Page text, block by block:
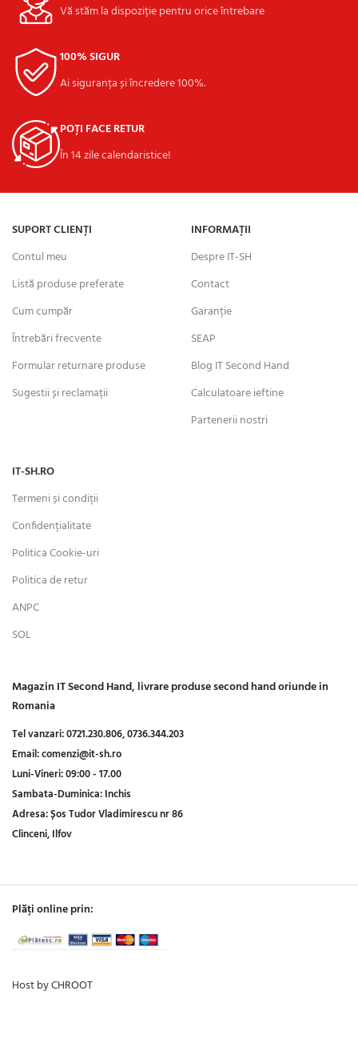
Vă stăm la dispoziție pentru orice întrebare
100% SIGUR
Ai siguranța și încredere 100%.
POȚI FACE RETUR
În 14 zile calendaristice!
SUPORT CLIENȚI
Contul meu
Listă produse preferate
Cum cumpăr
Întrebări frecvente
Formular returnare produse
Sugestii și reclamații
INFORMAȚII
Despre IT-SH
Contact
Garanție
SEAP
Blog IT Second Hand
Calculatoare ieftine
Partenerii nostri
IT-SH.RO
Termeni și condiții
Confidențialitate
Politica Cookie-uri
Politica de retur
ANPC
SOL
Magazin IT Second Hand, livrare produse second hand oriunde in
Romania
Tel vanzari:0721.230.806,0736.344.203
Email:comenzi@it-sh.ro
Luni-Vineri:09:00 - 17.00
Sambata-Duminica:Inchis
Adresa:Șos Tudor Vladimirescu nr 86
Clinceni, Ilfov
Plăți online prin:
Host by CHROOT